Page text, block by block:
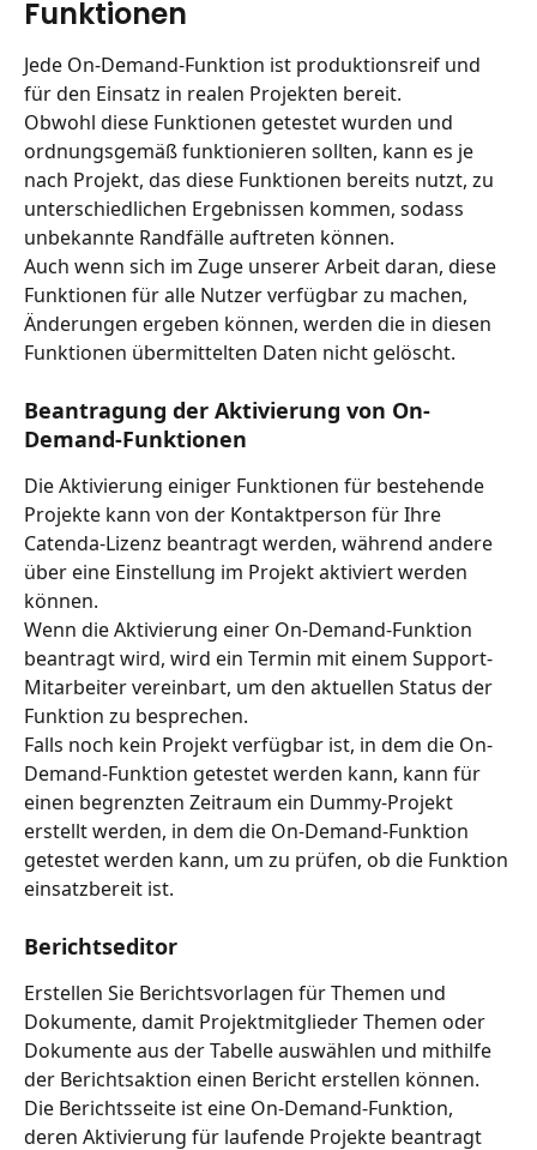
Funktionen
Jede On-Demand-Funktion ist produktionsreif und
für den Einsatz in realen Projekten bereit.
Obwohl diese Funktionen getestet wurden und
ordnungsgemäß funktionieren sollten, kann es je
nach Projekt, das diese Funktionen bereits nutzt, zu
unterschiedlichen Ergebnissen kommen, sodass
unbekannte Randfälle auftreten können.
Auch wenn sich im Zuge unserer Arbeit daran, diese
Funktionen für alle Nutzer verfügbar zu machen,
Änderungen ergeben können, werden die in diesen
Funktionen übermittelten Daten nicht gelöscht.
Beantragung der Aktivierung von On-
Demand-Funktionen
Die Aktivierung einiger Funktionen für bestehende
Projekte kann von der Kontaktperson für Ihre
Catenda-Lizenz beantragt werden, während andere
über eine Einstellung im Projekt aktiviert werden
können.
Wenn die Aktivierung einer On-Demand-Funktion
beantragt wird, wird ein Termin mit einem Support-
Mitarbeiter vereinbart, um den aktuellen Status der
Funktion zu besprechen.
Falls noch kein Projekt verfügbar ist, in dem die On-
Demand-Funktion getestet werden kann, kann für
einen begrenzten Zeitraum ein Dummy-Projekt
erstellt werden, in dem die On-Demand-Funktion
getestet werden kann, um zu prüfen, ob die Funktion
einsatzbereit ist.
Berichtseditor
Erstellen Sie Berichtsvorlagen für Themen und
Dokumente, damit Projektmitglieder Themen oder
Dokumente aus der Tabelle auswählen und mithilfe
der Berichtsaktion einen Bericht erstellen können.
Die Berichtsseite ist eine On-Demand-Funktion,
deren Aktivierung für laufende Projekte beantragt